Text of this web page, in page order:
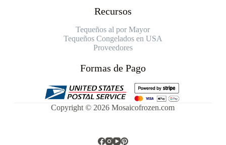
Recursos
Tequeños al por Mayor
Tequeños Congelados en USA
Proveedores
Formas de Pago
Copyright © 2026 Mosaicofrozen.com